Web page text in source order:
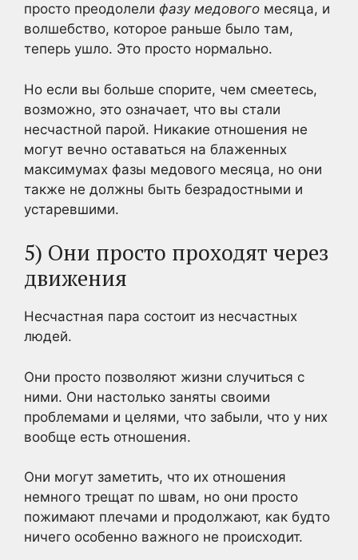
просто преодолели фазу медового месяца, и
волшебство, которое раньше было там,
теперь ушло. Это просто нормально.
Но если вы больше спорите, чем смеетесь,
возможно, это означает, что вы стали
несчастной парой. Никакие отношения не
могут вечно оставаться на блаженных
максимумах фазы медового месяца, но они
также не должны быть безрадостными и
устаревшими.
5) Они просто проходят через
движения
Несчастная пара состоит из несчастных
людей.
Они просто позволяют жизни случиться с
ними. Они настолько заняты своими
проблемами и целями, что забыли, что у них
вообще есть отношения.
Они могут заметить, что их отношения
немного трещат по швам, но они просто
пожимают плечами и продолжают, как будто
ничего особенно важного не происходит.